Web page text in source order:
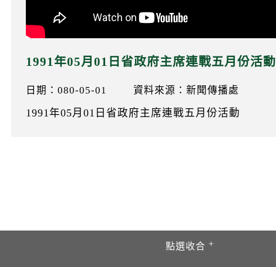
1991年05月01日省政府主席連戰五月份活動
日期：080-05-01 資料來源：新聞傳播處
1991年05月01日省政府主席連戰五月份活動